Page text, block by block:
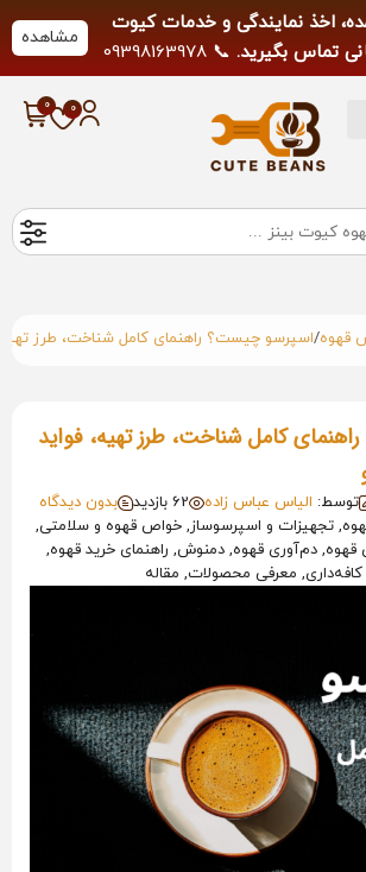
اخذ نمایندگی و خدمات کیوت
تماس بگیرید. 📞 09398163978
خارج از ساعات کاری خودداری
فرمایید.
مشاهده
قهوه/اسپرسو چیست؟ راهنمای کامل شناخت، طرز
کامل شناخت، طرز تهیه، فواید
توسط: الیاس عباس زاده 62 بازدید
بدون دیدگاه
تجهیزات و اسپرسوساز, خواص قهوه و سلامتی,
قهوه, دم‌آوری قهوه, دمنوش, راهنمای خرید قهوه,
معرفی محصولات, مقاله